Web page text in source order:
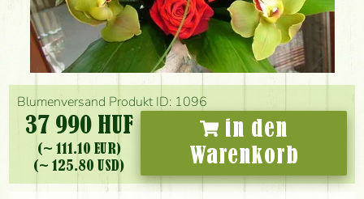
Blumenversand Produkt ID: 1096
37 990 HUF
(~ 111.10 EUR)
(~ 125.80 USD)
in den
Warenkorb